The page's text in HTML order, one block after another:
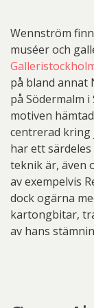
Wennström
muséer och
på bland annat
på Södermalm
motiven
centrerad kring
har ett
teknik är, även
av exempelvis
dock ogärna
kartongbitar,
av hans